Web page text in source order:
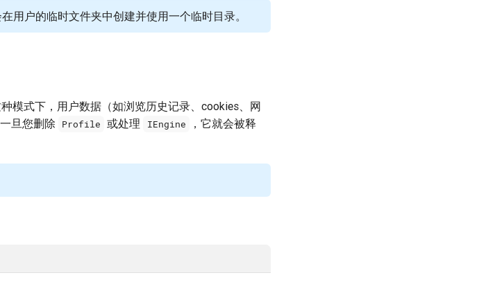
用户的临时文件夹中创建并使用一个临时目录。
模式下，用户数据（如浏览历史记录、cookies、网
旦您删除
Profile 或处理 IEngine
，它就会被释